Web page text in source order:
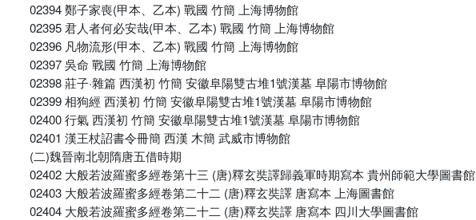
02394 鄭子家喪(甲本、乙本) 戰國 竹簡 上海博物館
02395 君人者何必安哉(甲本、乙本) 戰國 竹簡 上海博物館
02396 凡物流形(甲本、乙本) 戰國 竹簡 上海博物館
02397 吳命 戰國 竹簡 上海博物館
02398 莊子·雜篇 西漢初 竹簡 安徽阜陽雙古堆1號漢墓 阜陽市博物館
02399 相狗經 西漢初 竹簡 安徽阜陽雙古堆1號漢墓 阜陽市博物館
02400 行氣 西漢初 竹簡 安徽阜陽雙古堆1號漢墓 阜陽市博物館
02401 漢王杖詔書令冊簡 西漢 木簡 武威市博物館
(二)魏晉南北朝隋唐五借時期
02402 大般若波羅蜜多經卷第十三 (唐)釋玄奘譯歸義軍時期寫本 貴州師範大學圖書館
02403 大般若波羅蜜多經卷第二十二 (唐)釋玄奘譯 唐寫本 上海圖書館
02404 大般若波羅蜜多經卷第二十二 (唐)釋玄奘譯 唐寫本 四川大學圖書館